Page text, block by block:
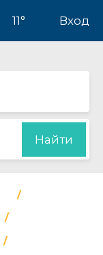
11° Вход
Найти